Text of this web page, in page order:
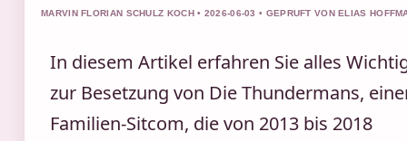
MARVIN FLORIAN SCHULZ KOCH • 2026-06-03 • GEPRUFT VON ELIAS
In diesem Artikel erfahren Sie alles
zur Besetzung von Die Thundermans,
Familien-Sitcom, die von 2013 bis 2018